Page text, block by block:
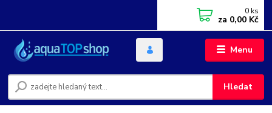
Menu
Hledat
0 ks
za 0,00 Kč